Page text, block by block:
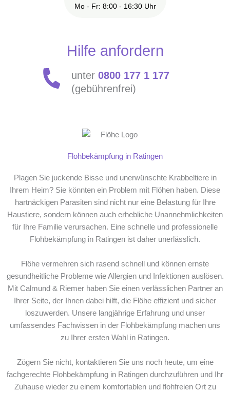
Mo - Fr: 8:00 - 16:30 Uhr
Hilfe anfordern
unter 0800 177 1 177
(gebührenfrei)
Flohbekämpfung in Ratingen
Plagen Sie juckende Bisse und unerwünschte Krabbeltiere in
Ihrem Heim? Sie könnten ein Problem mit Flöhen haben. Diese
hartnäckigen Parasiten sind nicht nur eine Belastung für Ihre
Haustiere, sondern können auch erhebliche Unannehmlichkeiten
für Ihre Familie verursachen. Eine schnelle und professionelle
Flohbekämpfung in Ratingen ist daher unerlässlich.
Flöhe vermehren sich rasend schnell und können ernste
gesundheitliche Probleme wie Allergien und Infektionen auslösen.
Mit Calmund & Riemer haben Sie einen verlässlichen Partner an
Ihrer Seite, der Ihnen dabei hilft, die Flöhe effizient und sicher
loszuwerden. Unsere langjährige Erfahrung und unser
umfassendes Fachwissen in der Flohbekämpfung machen uns
zu Ihrer ersten Wahl in Ratingen.
Zögern Sie nicht, kontaktieren Sie uns noch heute, um eine
fachgerechte Flohbekämpfung in Ratingen durchzuführen und Ihr
Zuhause wieder zu einem komfortablen und flohfreien Ort zu